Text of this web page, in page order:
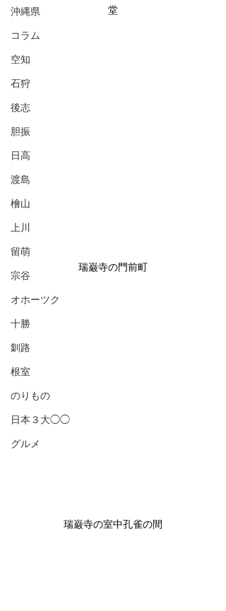
沖縄県
コラム
空知
石狩
後志
胆振
日高
渡島
檜山
上川
留萌
宗谷
オホーツク
十勝
釧路
根室
のりもの
日本３大◯◯
グルメ
堂
瑞巌寺の門前町
瑞巌寺の室中孔雀の間